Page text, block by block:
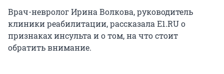
Врач-невролог Ирина Волкова, руководитель
клиники реабилитации, рассказала E1.RU о
признаках инсульта и о том, на что стоит
обратить внимание.